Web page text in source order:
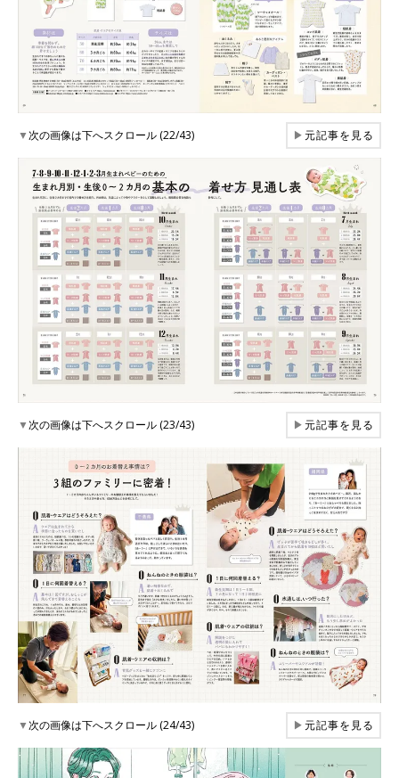
▼次の画像は下へスクロール (22/43) ▶元記事を見る
▼次の画像は下へスクロール (23/43) ▶元記事を見る
▼次の画像は下へスクロール (24/43) ▶元記事を見る